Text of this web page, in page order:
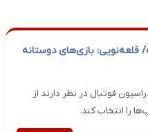
قلعه‌نویی: بازی‌های دوستانه
فوتبال در نظر دارند از
را انتخاب کند.